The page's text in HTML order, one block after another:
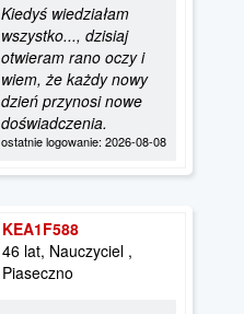
Kiedyś wiedziałam
wszystko..., dzisiaj
otwieram rano oczy i
wiem, że każdy nowy
dzień przynosi nowe
doświadczenia.
ostatnie logowanie: 2026-08-08
KEA1F588
46 lat, Nauczyciel ,
Piaseczno